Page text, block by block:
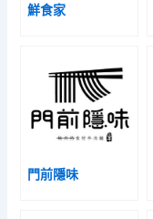
鮮食家
門前隱味